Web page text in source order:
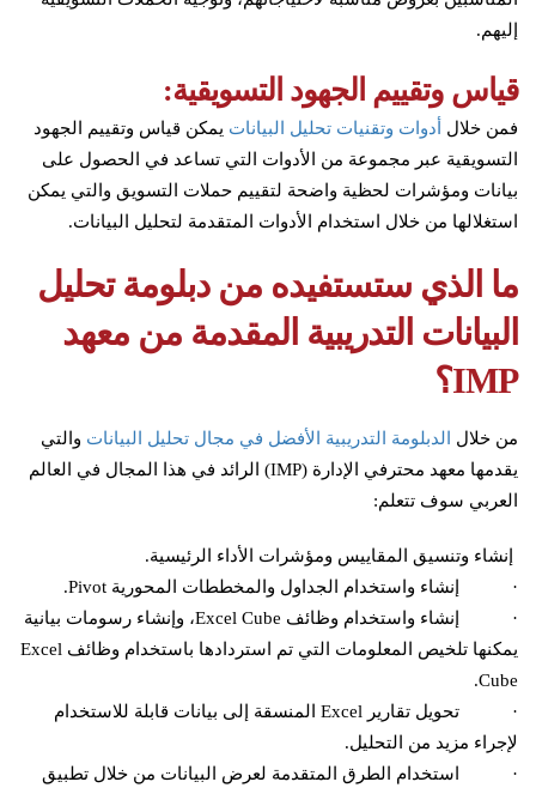
إليهم.
قياس وتقييم الجهود التسويقية:
فمن خلال أدوات وتقنيات تحليل البيانات يمكن قياس وتقييم الجهود
التسويقية عبر مجموعة من الأدوات التي تساعد في الحصول على
بيانات ومؤشرات لحظية واضحة لتقييم حملات التسويق والتي يمكن
استغلالها من خلال استخدام الأدوات المتقدمة لتحليل البيانات.
ما الذي ستستفيده من دبلومة تحليل
البيانات التدريبية المقدمة من معهد
IMP؟
من خلال الدبلومة التدريبية الأفضل في مجال تحليل البيانات والتي
يقدمها معهد محترفي الإدارة (IMP) الرائد في هذا المجال في العالم
العربي سوف تتعلم:
إنشاء وتنسيق المقاييس ومؤشرات الأداء الرئيسية.
· إنشاء واستخدام الجداول والمخططات المحورية Pivot.
· إنشاء واستخدام وظائف Excel Cube، وإنشاء رسومات بيانية
يمكنها تلخيص المعلومات التي تم استردادها باستخدام وظائف Excel
Cube.
· تحويل تقارير Excel المنسقة إلى بيانات قابلة للاستخدام
لإجراء مزيد من التحليل.
· استخدام الطرق المتقدمة لعرض البيانات من خلال تطبيق